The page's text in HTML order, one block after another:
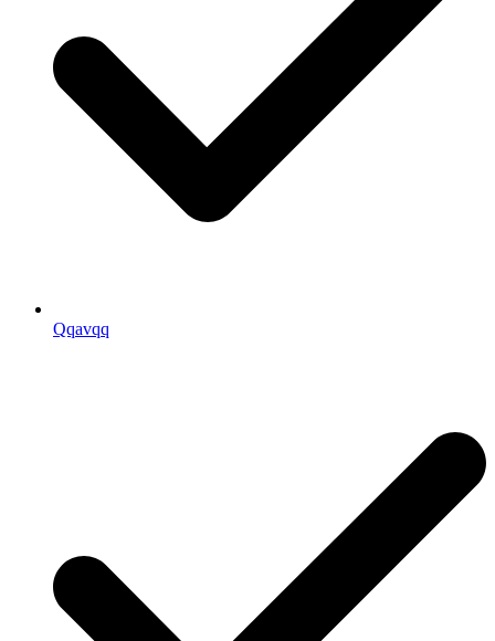
Qqavqq